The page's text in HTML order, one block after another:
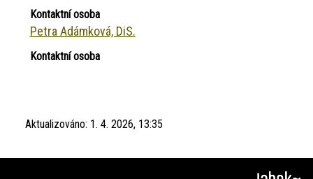
Kontaktní osoba
Petra Adámková, DiS.
Kontaktní osoba
Aktualizováno: 1. 4. 2026, 13:35